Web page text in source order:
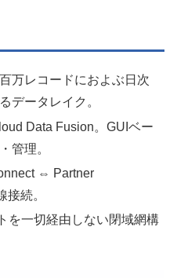
万レコードにおよぶ日次
データレイク。
Data Fusion。GUIベー
管理。
⇔ Partner
接続。
を一切経由しない閉域網構